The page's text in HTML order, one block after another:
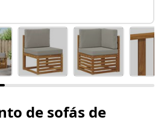
de sofás de